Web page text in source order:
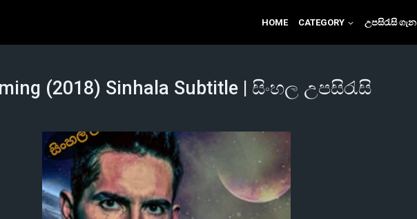
HOME CATEGORY උපසිරැසි ගැන
(2018) Sinhala Subtitle | සිංහල උපසිරැසි